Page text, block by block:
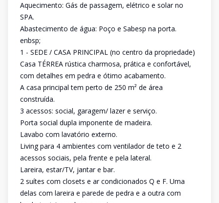
Aquecimento: Gás de passagem, elétrico e solar no
SPA.
Abastecimento de água: Poço e Sabesp na porta.
enbsp;
1 - SEDE / CASA PRINCIPAL (no centro da propriedade)
Casa TÉRREA rústica charmosa, prática e confortável,
com detalhes em pedra e ótimo acabamento.
A casa principal tem perto de 250 m² de área
construída.
3 acessos: social, garagem/ lazer e serviço.
Porta social dupla imponente de madeira.
Lavabo com lavatório externo.
Living para 4 ambientes com ventilador de teto e 2
acessos sociais, pela frente e pela lateral.
Lareira, estar/TV, jantar e bar.
2 suítes com closets e ar condicionados Q e F. Uma
delas com lareira e parede de pedra e a outra com